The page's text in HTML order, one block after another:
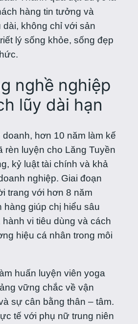
hàng tin tưởng và
dài, không chỉ với sản
lý sống khỏe, sống đẹp
nghề nghiệp
lũy dài hạn
hơn 10 năm làm kế
rèn luyện cho Lăng Tuyền
kỷ luật tài chính và khả
nghiệp. Giai đoạn
trang với hơn 8 năm
hàng giúp chị hiểu sâu
vi tiêu dùng và cách
hiệu cá nhân trong môi
huấn luyện viên yoga
vững chắc về vận
sự cân bằng thân – tâm.
tế với phụ nữ trung niên